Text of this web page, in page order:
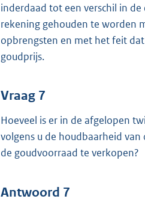
inderdaad tot een verschil in
rekening gehouden te worden
opbrengsten en met het feit
goudprijs.
Vraag 7
Hoeveel is er in de afgelopen
volgens u de houdbaarheid
de goudvoorraad te verkopen?
Antwoord 7